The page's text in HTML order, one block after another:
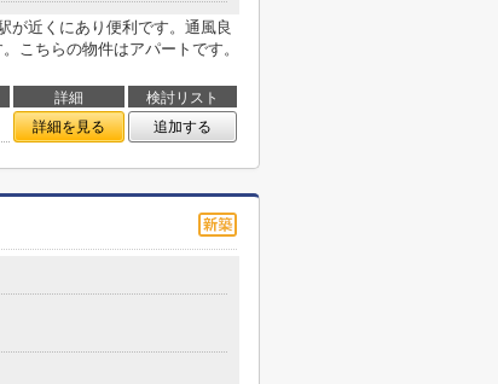
が近くにあり便利です。通風良
こちらの物件はアパートです。
詳細
検討リスト
詳細を見る 追加する